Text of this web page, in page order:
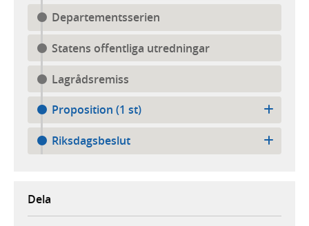
Departementsserien
Statens offentliga utredningar
Lagrådsremiss
Proposition (1 st)
Riksdagsbeslut
Dela